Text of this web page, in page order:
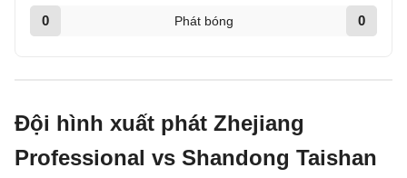
0 Phát bóng 0
Đội hình xuất phát Zhejiang
Professional vs Shandong Taishan